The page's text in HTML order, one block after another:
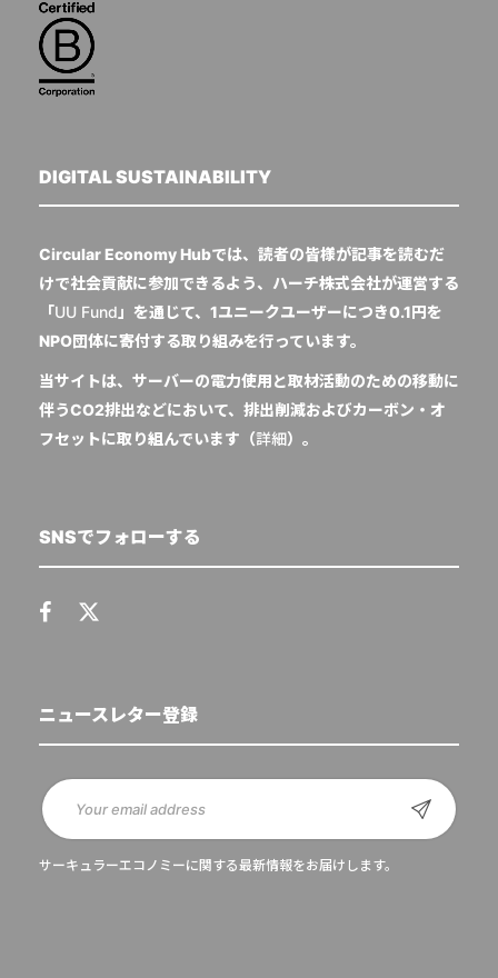
DIGITAL SUSTAINABILITY
Circular Economy Hubでは、読者の皆様が記事を読むだ
けで社会貢献に参加できるよう、ハーチ株式会社が運営する
「UU Fund 」を通じて、1ユニークユーザーにつき0.1円を
NPO団体に寄付する取り組みを行っています。
当サイトは、サーバーの電力使用と取材活動のための移動に
伴うCO2排出などにおいて、排出削減およびカーボン・オ
フセットに取り組んでいます（詳細）。
SNSでフォローする
ニュースレター登録
サーキュラーエコノミーに関する最新情報をお届けします。